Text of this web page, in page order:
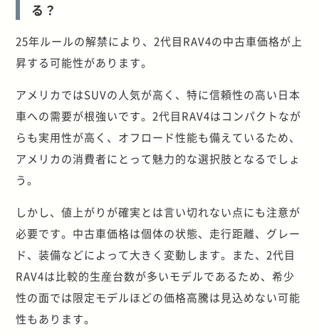
る？
25年ルールの解禁により、2代目RAV4の中古車価格が上
昇する可能性があります。
アメリカではSUVの人気が高く、特に信頼性の高い日本
車への需要が根強いです。2代目RAV4はコンパクトなが
らも実用性が高く、オフロード性能も備えているため、
アメリカの消費者にとって魅力的な選択肢となるでしょ
う。
しかし、値上がりが確実とは言い切れない点にも注意が
必要です。中古車価格は個体の状態、走行距離、グレー
ド、装備などによって大きく変動します。また、2代目
RAV4は比較的生産台数が多いモデルであるため、希少
性の面では限定モデルほどの価格高騰は見込めない可能
性もあります。